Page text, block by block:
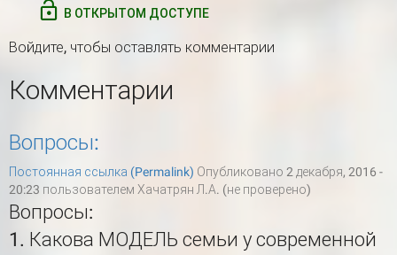
В ОТКРЫТОМ ДОСТУПЕ
Войдите, чтобы оставлять комментарии
Комментарии
Вопросы:
Постоянная ссылка (Permalink) Опубликовано 2 декабря, 2016 -
20:23 пользователем Хачатрян Л.А. (не проверено)
Вопросы:
1. Какова МОДЕЛЬ семьи у современной